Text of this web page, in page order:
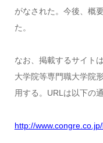
がなされた。今後、概
た。
なお、掲載するサイト
大学院等専門職大学院
用する。URLは以下の
http://